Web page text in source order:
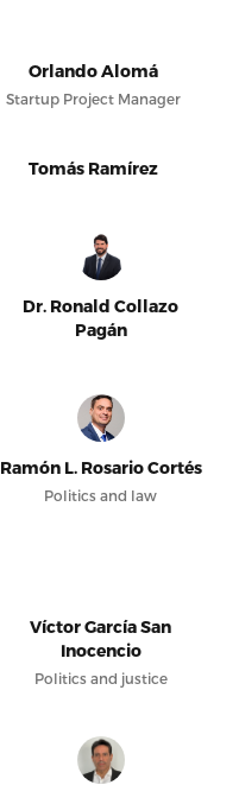
Orlando Alomá
Startup Project Manager
Tomás Ramírez
Dr. Ronald Collazo
Pagán
Ramón L. Rosario Cortés
Politics and law
Víctor García San
Inocencio
Politics and justice